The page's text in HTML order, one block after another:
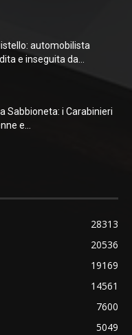
automobilista
e inseguita da...
Sabbioneta: i Carabinieri
e...
28313
20536
19169
14561
7600
5049